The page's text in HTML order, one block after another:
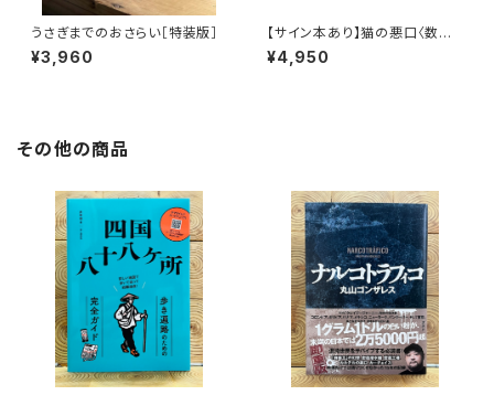
うさぎまでのおさらい［特装版］
¥3,960
【サイン本あり】猫の悪口〈数量
限定・オリジナルトート付き〉
¥4,950
その他の商品